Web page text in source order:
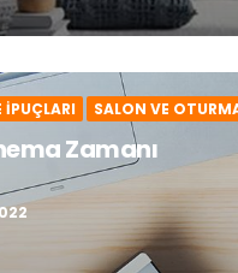
İPUÇLARI SALON VE
Zamanı